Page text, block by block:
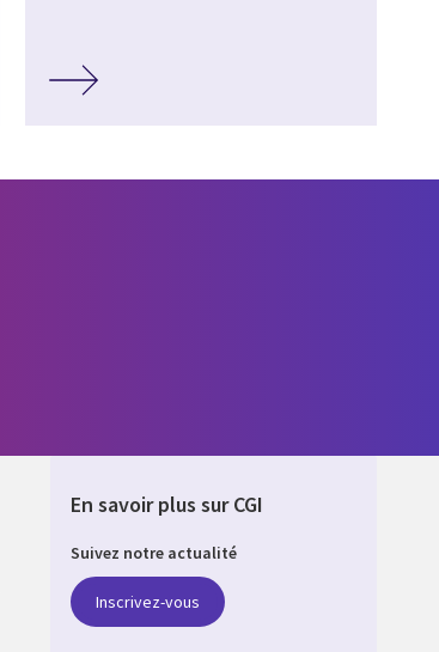
En savoir plus sur CGI
Suivez notre actualité
Inscrivez-vous